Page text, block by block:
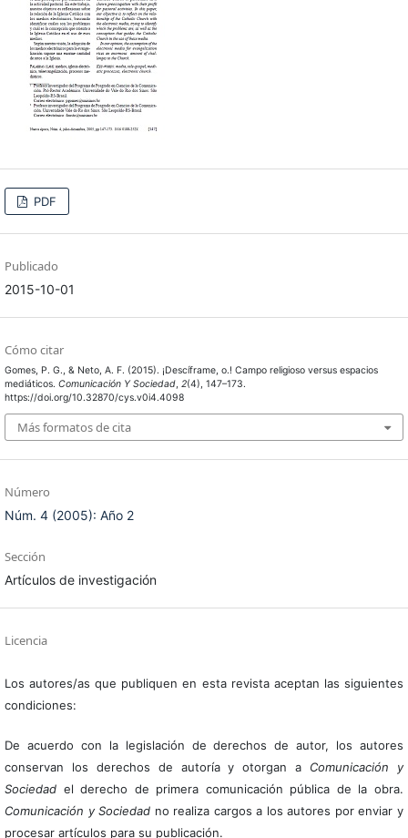
PDF
Publicado
2015-10-01
Cómo citar
Gomes, P. G., & Neto, A. F. (2015). ¡Descíframe, o.! Campo religioso versus espacios
mediáticos. Comunicación Y Sociedad, 2(4), 147–173.
https://doi.org/10.32870/cys.v0i4.4098
Más formatos de cita
Número
Núm. 4 (2005): Año 2
Sección
Artículos de investigación
Licencia
Los autores/as que publiquen en esta revista aceptan las siguientes
condiciones:
De acuerdo con la legislación de derechos de autor, los autores
conservan los derechos de autoría y otorgan a Comunicación y
Sociedadel derecho de primera comunicación pública de la obra.
Comunicación y Sociedad no realiza cargos a los autores por enviar y
procesar artículos para su publicación.